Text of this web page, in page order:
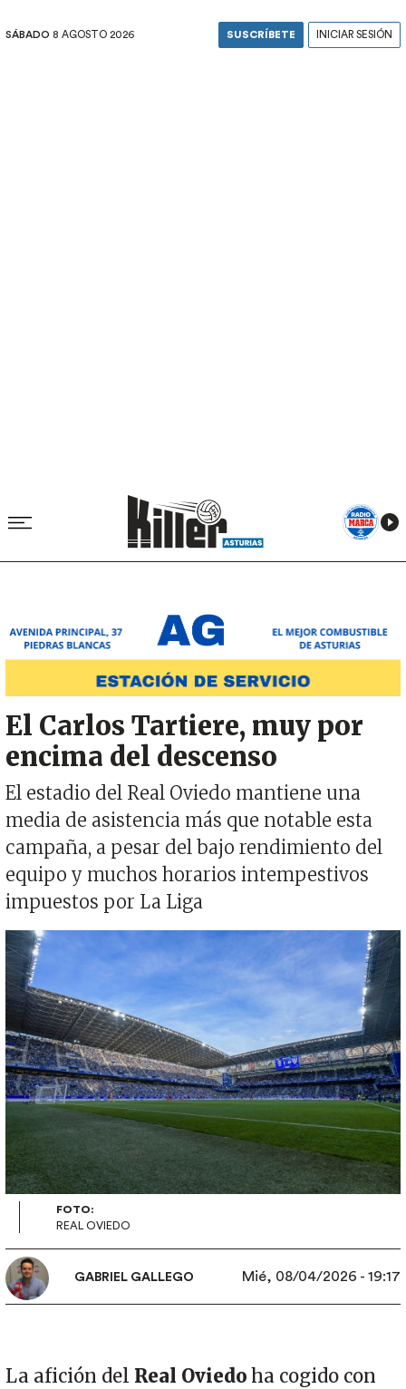
SÁBADO 8 AGOSTO 2026 SUSCRÍBETE INICIAR SESIÓN
El Carlos Tartiere, muy por
encima del descenso
El estadio del Real Oviedo mantiene una
media de asistencia más que notable esta
campaña, a pesar del bajo rendimiento del
equipo y muchos horarios intempestivos
impuestos por La Liga
Imagen
FOTO:
REAL OVIEDO
GABRIEL GALLEGO Mié, 08/04/2026 - 19:17
La afición del Real Oviedoha cogido con